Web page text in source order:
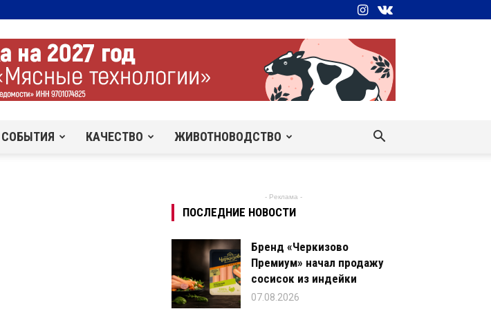
СОБЫТИЯ КАЧЕСТВО ЖИВОТНОВОДСТВО
- Реклама -
ПОСЛЕДНИЕ НОВОСТИ
Бренд «Черкизово
Премиум» начал продажу
сосисок из индейки
07.08.2026